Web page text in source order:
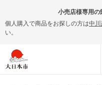
小売店様専用の
個人購入で商品をお探しの方は中川
い。